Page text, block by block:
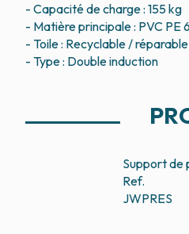
- Capacité de charge : 155 kg
- Matière principale : PVC
- Toile : Recyclable / réparable
Support de
Ref.
JWPRES